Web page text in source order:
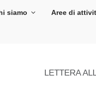
siamo Aree di
LETTERA